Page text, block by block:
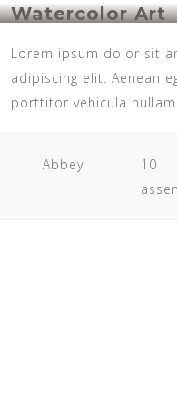
Watercolor Art
Lorem ipsum dolor sit
adipiscing elit. Aenean
porttitor vehicula nullam
Abbey
10